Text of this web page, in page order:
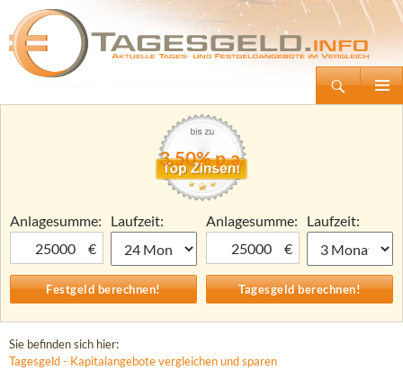
Tagesgeld.info – Tagesgeldkonten vergleichen und Tagesgeld-Zinsen berechnen
Zum
3,50% p.a.
Anlagesumme:
€
Laufzeit:
Anlagesumme:
€
Laufzeit:
Sie befinden sich hier:
Tagesgeld - Kapitalangebote vergleichen und sparen